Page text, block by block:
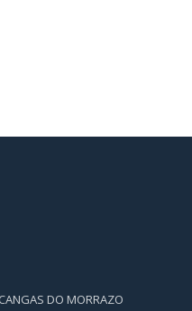
DO MORRAZO